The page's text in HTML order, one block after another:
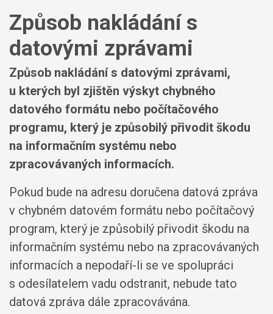
Způsob nakládání s
datovými zprávami
Způsob nakládání s datovými zprávami,
u kterých byl zjištěn výskyt chybného
datového formátu nebo počítačového
programu, který je způsobilý přivodit škodu
na informačním systému nebo
zpracovávaných informacích.
Pokud bude na adresu doručena datová zpráva
v chybném datovém formátu nebo počítačový
program, který je způsobilý přivodit škodu na
informačním systému nebo na zpracovávaných
informacích a nepodaří-li se ve spolupráci
s odesílatelem vadu odstranit, nebude tato
datová zpráva dále zpracovávána.